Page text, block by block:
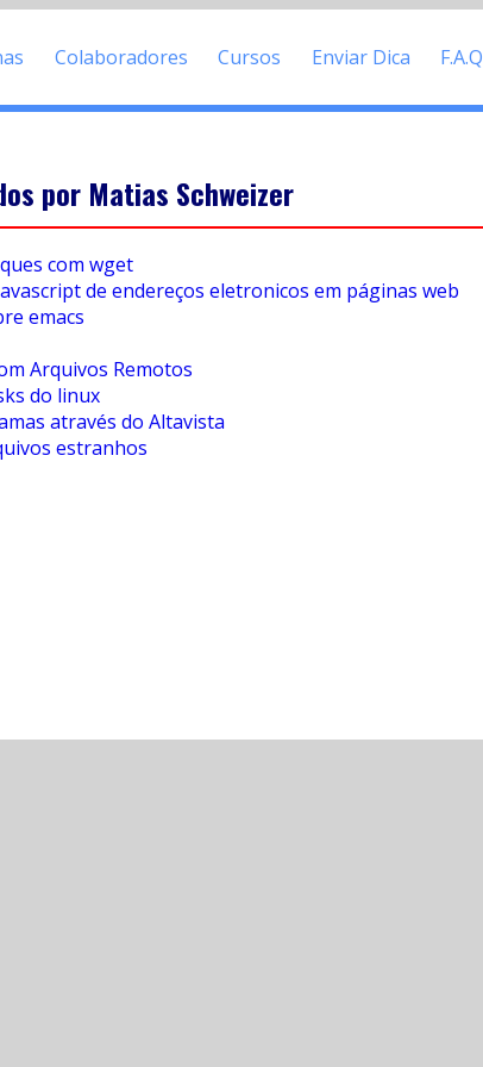
Colaboradores Cursos Enviar Dica F.A.Q
por Matias Schweizer
com wget
de endereços eletronicos em páginas web
emacs
Arquivos Remotos
do linux
através do Altavista
estranhos